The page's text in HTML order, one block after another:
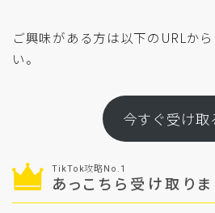
ご興味がある方は以下のURLか
い。
今すぐ受け取
TikTok攻略No.1
あっこちら受け取りま